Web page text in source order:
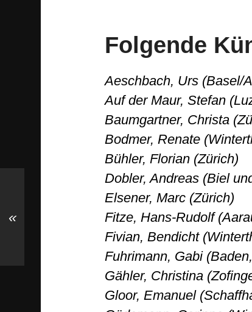
Folgende
Aeschbach, Urs (Basel/
Auf der Maur, Stefan
Baumgartner, Christa
Bodmer, Renate
Bühler, Florian (Zürich)
Dobler, Andreas (Biel
Elsener, Marc (Zürich)
Fitze, Hans-Rudolf
Fivian, Bendicht
Fuhrimann, Gabi
Gähler, Christina
Gloor, Emanuel
«